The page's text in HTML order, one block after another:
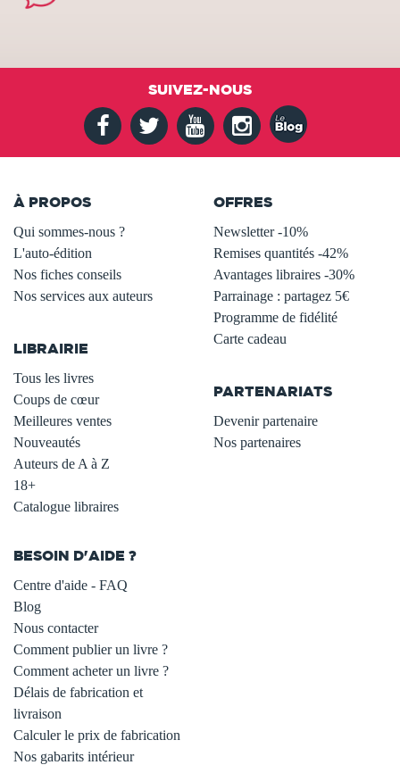
SUIVEZ-NOUS
À PROPOS
Qui sommes-nous ?
L'auto-édition
Nos fiches conseils
Nos services aux auteurs
LIBRAIRIE
Tous les livres
Coups de cœur
Meilleures ventes
Nouveautés
Auteurs de A à Z
18+
Catalogue libraires
OFFRES
Newsletter -10%
Remises quantités -42%
Avantages libraires -30%
Parrainage : partagez 5€
Programme de fidélité
Carte cadeau
PARTENARIATS
Devenir partenaire
Nos partenaires
BESOIN D'AIDE ?
Centre d'aide - FAQ
Blog
Nous contacter
Comment publier un livre ?
Comment acheter un livre ?
Délais de fabrication et
livraison
Calculer le prix de fabrication
Nos gabarits intérieur